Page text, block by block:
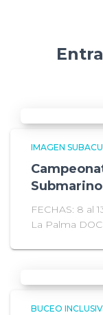
IMAGEN
Submarino
FECHAS: 8 al
La Palma
BUCEO